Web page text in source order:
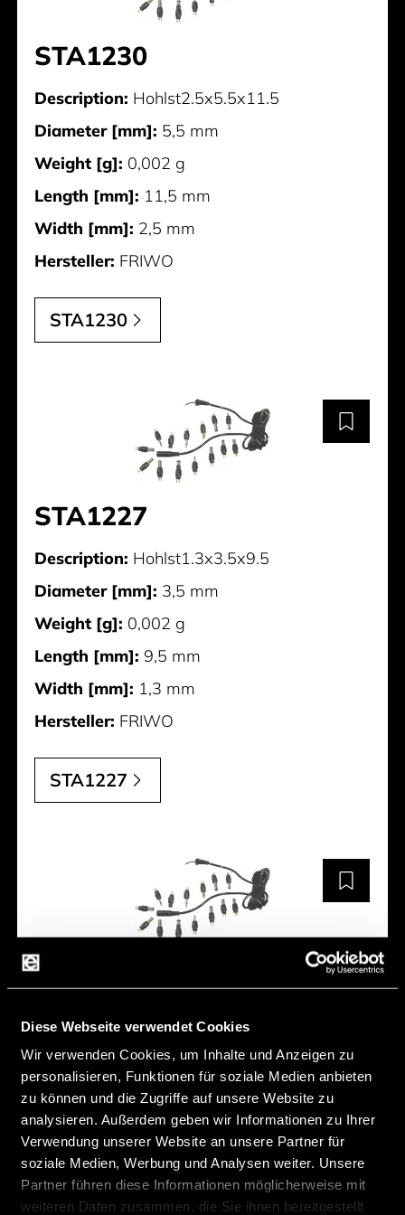
Diese Webseite verwendet Cookies
Wir verwenden Cookies, um Inhalte und Anzeigen zu
personalisieren, Funktionen für soziale Medien anbieten
zu können und die Zugriffe auf unsere Website zu
analysieren. Außerdem geben wir Informationen zu Ihrer
Verwendung unserer Website an unsere Partner für
soziale Medien, Werbung und Analysen weiter. Unsere
Partner führen diese Informationen möglicherweise mit
weiteren Daten zusammen, die Sie ihnen bereitgestellt
STA1230
Description: Hohlst2.5x5.5x11.5
Diameter [mm]: 5,5 mm
Weight [g]: 0,002 g
Length [mm]: 11,5 mm
Width [mm]: 2,5 mm
Hersteller: FRIWO
STA1230
STA1227
Description: Hohlst1.3x3.5x9.5
Diameter [mm]: 3,5 mm
Weight [g]: 0,002 g
Length [mm]: 9,5 mm
Width [mm]: 1,3 mm
Hersteller: FRIWO
STA1227
STA1226
Description:
Hohlst2.5x5.5x9.5
Diameter [mm]:5,5 mm
Weight [g]: 0,002 g
Length [mm]:9,5 mm
Width [mm]:2,5 mm
Hersteller: FRIWO